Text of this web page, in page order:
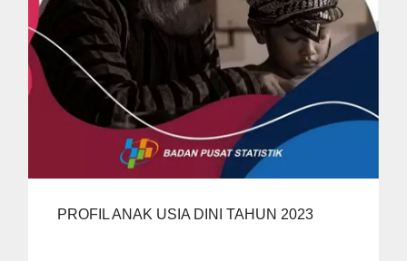
PROFIL ANAK USIA DINI TAHUN 2023